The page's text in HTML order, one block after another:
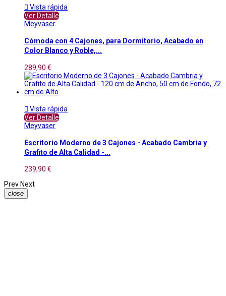
 Vista rápida
Ver Detalle
Meyvaser
Cómoda con 4 Cajones, para Dormitorio, Acabado en
Color Blanco y Roble,...
289,90 €
 Vista rápida
Ver Detalle
Meyvaser
Escritorio Moderno de 3 Cajones - Acabado Cambria y
Grafito de Alta Calidad -...
239,90 €
Prev Next
close